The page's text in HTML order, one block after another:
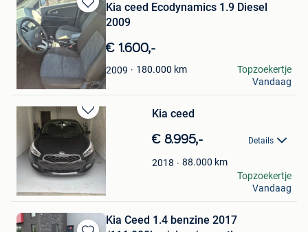
Bewaren
in
Mijn
Favorieten
Kia ceed Ecodynamics 1.9 Diesel
2009
€ 1.600,-
2009 180.000 km
Shanna Jennes
Topzoekertje
Vandaag
Bewaren
in
Mijn
Favorieten
Kia ceed
€ 8.995,- Details
2018 88.000 km
Ozalp
Jette
Topzoekertje
Vandaag
Kia Ceed 1.4 benzine 2017